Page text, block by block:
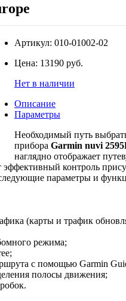
Артикул: 010-01002-02
Цена: 13190 руб.
Нет в наличии
Описание
Параметры
Необходимый путь
прибора Garmin nuvi
наглядно отображает
контроль
параметры и
(карты и трафик
режима;
с помощью Garmin
полосы движения;